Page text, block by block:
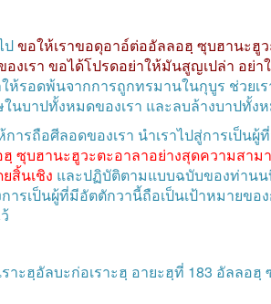
ขอให้เราขอดุอาอ์ต่ออัลลอฮฺ ซุบฮานะฮู
งเรา ขอได้โปรดอย่าให้มันสูญเปล่า อย่า
ให้รอดพ้นจากการถูกทรมานในกุบูร ช่วยเ
นบาปทั้งหมดของเรา และลบล้างบาปทั้ง
รถือศีลอดของเรา นำเราไปสู่การเป็นผู้
ซุบฮานะฮูวะตะอาลาอย่างสุดความสาม
สิ้นเชิง และปฏิบัติตามแบบฉบับของท่าน
ารเป็นผู้ที่มีอัตตักวานี้ถือเป็นเป้าหมายข
าะฮฺอัลบะก่อเราะฮฺ อายะฮฺที่ 183 อัลลอฮฺ